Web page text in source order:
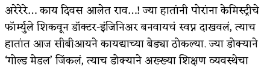
किती घोषणांचा पाऊस होता
कसं हुईन तं हू माय…
अरेरेरे… काय दिवस आलेत राव…! ज्या हातांनी पोरांना केमिस्ट्रीचे
फॉर्म्युले शिकवून डॉक्टर-इंजिनिअर बनवायचं स्वप्न दाखवलं, त्याच
हातांत आज सीबीआयने कायद्याच्या बेड्या ठोकल्या. ज्या डोक्याने
‘गोल्ड मेडल’ जिंकलं, त्याच डोक्याने अख्ख्या शिक्षण व्यवस्थेचा